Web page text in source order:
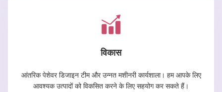
विकास
आंतरिक पेशेवर डिजाइन टीम और उन्नत मशीनरी कार्यशाला। हम आपके लिए
आवश्यक उत्पादों को विकसित करने के लिए सहयोग कर सकते हैं।